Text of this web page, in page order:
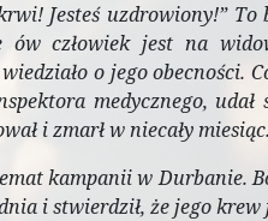
Jesteś uzdrowiony!” To
ów człowiek jest na
o jego obecności.
medycznego, udał
i zmarł w niecały miesiąc.
kampanii w Durbanie.
i stwierdził, że jego krew